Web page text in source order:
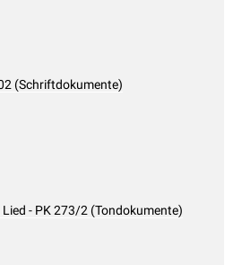
(Schriftdokumente)
Lied - PK 273/2 (Tondokumente)